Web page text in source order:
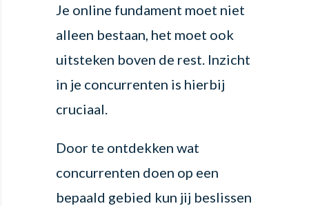
Je online fundament moet niet
alleen bestaan, het moet ook
uitsteken boven de rest. Inzicht
in je concurrenten is hierbij
cruciaal.
Door te ontdekken wat
concurrenten doen op een
bepaald gebied kun jij beslissen